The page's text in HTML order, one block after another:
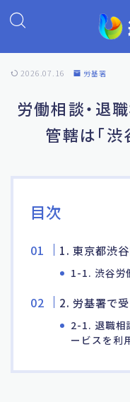
MENU
ホーム
退職代行の基礎知識
退職代行ランキング
退職代行 退職サポート
よくあるご質問
2026.07.16 労基署
労働相談・退
管轄は「
目次
1. 東京都渋
1-1. 渋谷労
2. 労基署で
2-1. 退職相
ービスを利